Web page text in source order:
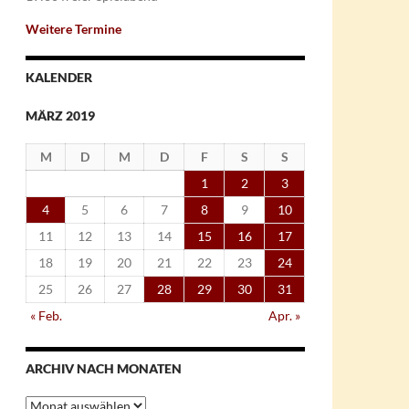
Weitere Termine
KALENDER
MÄRZ 2019
M D M D F S
S
1
2
3
4
5 6 7 8 9
10
11
12 13 14 15 16
17
18
19 20 21 22 23
24
25
26 27 28 29 30
31
« Feb.
Apr. »
ARCHIV NACH MONATEN
Archiv